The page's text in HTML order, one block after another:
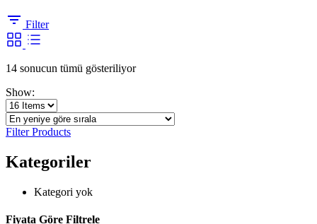
Filter
14 sonucun tümü gösteriliyorEn
Show:
Filter Products
Kategoriler
Kategori yok
Fiyata Göre Filtrele